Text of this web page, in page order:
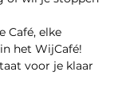
Café, elke
het WijCafé!
voor je klaar